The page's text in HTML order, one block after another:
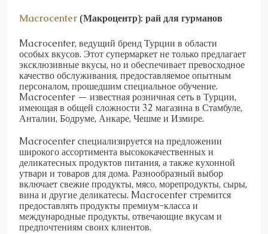
Macrocenter (Макроцентр): рай для гурманов
Macrocenter, ведущий бренд Турции в области
особых вкусов. Этот супермаркет не только предлагает
эксклюзивные вкусы, но и обеспечивает превосходное
качество обслуживания, предоставляемое опытным
персоналом, прошедшим специальное обучение.
Macrocenter — известная розничная сеть в Турции,
имеющая в общей сложности 32 магазина в Стамбуле,
Анталии, Бодруме, Анкаре, Чешме и Измире.
Macrocenter специализируется на предложении
широкого ассортимента высококачественных и
деликатесных продуктов питания, а также кухонной
утвари и товаров для дома. Разнообразный выбор
включает свежие продукты, мясо, морепродукты, сыры,
вина и другие деликатесы. Macrocenter стремится
предоставлять продукты премиум-класса и
международные продукты, отвечающие вкусам и
предпочтениям своих клиентов.